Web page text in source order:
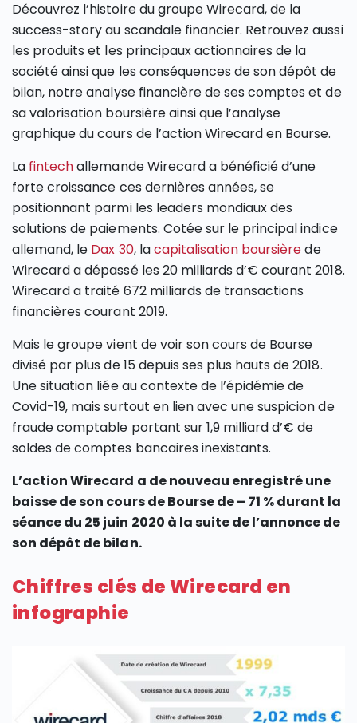
Découvrez l’histoire du groupe Wirecard, de la
success-story au scandale financier. Retrouvez aussi
les produits et les principaux actionnaires de la
société ainsi que les conséquences de son dépôt de
bilan, notre analyse financière de ses comptes et de
sa valorisation boursière ainsi que l’analyse
graphique du cours de l’action Wirecard en Bourse.
La fintechallemande Wirecard a bénéficié d’une
forte croissance ces dernières années, se
positionnant parmi les leaders mondiaux des
solutions de paiements. Cotée sur le principal indice
allemand, le Dax 30, lacapitalisation boursièrede
Wirecard a dépassé les 20 milliards d’€ courant 2018.
Wirecard a traité 672 milliards de transactions
financières courant 2019.
Mais le groupe vient de voir son cours de Bourse
divisé par plus de 15 depuis ses plus hauts de 2018.
Une situation liée au contexte de l’épidémie de
Covid-19, mais surtout en lien avec une suspicion de
fraude comptable portant sur 1,9 milliard d’€ de
soldes de comptes bancaires inexistants.
L’action Wirecard a de nouveau enregistré une
baisse de son cours de Bourse de – 71 % durant la
séance du 25 juin 2020 à la suite de l’annonce de
son dépôt de bilan.
Chiffres clés de Wirecard en
infographie